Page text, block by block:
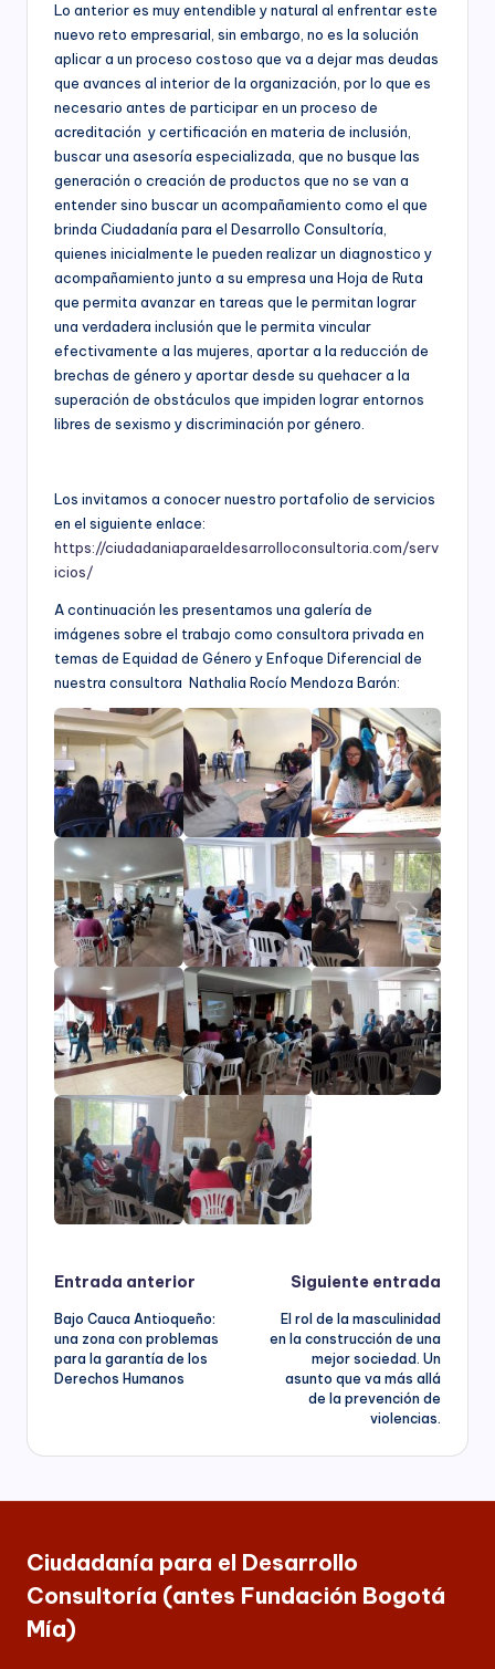
género,
marketing
político,
construcción
de
ciudadanía,
cultura
ciudadana,
responsabilidad
social
empresarial,
debida
diligencia.
Lo anterior es muy entendible y natural al enfrentar este
nuevo reto empresarial, sin embargo, no es la solución
aplicar a un proceso costoso que va a dejar mas deudas
que avances al interior de la organización, por lo que es
necesario antes de participar en un proceso de
acreditación y certificación en materia de inclusión,
buscar una asesoría especializada, que no busque las
generación o creación de productos que no se van a
entender sino buscar un acompañamiento como el que
brinda Ciudadanía para el Desarrollo Consultoría,
quienes inicialmente le pueden realizar un diagnostico y
acompañamiento junto a su empresa una Hoja de Ruta
que permita avanzar en tareas que le permitan lograr
una verdadera inclusión que le permita vincular
efectivamente a las mujeres, aportar a la reducción de
brechas de género y aportar desde su quehacer a la
superación de obstáculos que impiden lograr entornos
libres de sexismo y discriminación por género.
Los invitamos a conocer nuestro portafolio de servicios
en el siguiente enlace:
https://ciudadaniaparaeldesarrolloconsultoria.com/serv
icios/
A continuación les presentamos una galería de
imágenes sobre el trabajo como consultora privada en
temas de Equidad de Género y Enfoque Diferencial de
nuestra consultora Nathalia Rocío Mendoza Barón:
Navegación
de
entradas
Entrada anterior
Bajo Cauca Antioqueño:
una zona con problemas
para la garantía de los
Derechos Humanos
Siguiente entrada
El rol de la masculinidad
en la construcción de una
mejor sociedad. Un
asunto que va más allá
de la prevención de
violencias.
Ciudadanía para el Desarrollo
Consultoría (antes Fundación Bogotá
Mía)